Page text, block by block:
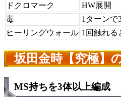
ドクロマーク
HW展開
毒
1ターンで
ヒーリングウォール 1回触れる
坂田金時【究極】
MS持ちを3体以上編成